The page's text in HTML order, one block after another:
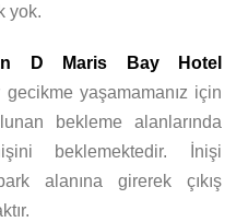
yok.
D Maris Bay Hotel
yaşamamanız için
bekleme alanlarında
beklemektedir. İnişi
alanına girerek çıkış